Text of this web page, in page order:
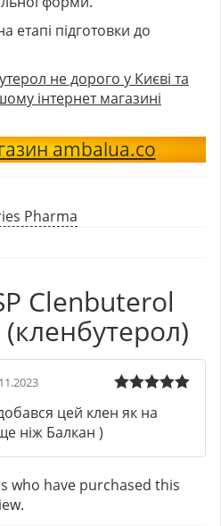
етапі підготовки до
не дорого у Києві та
інтернет магазині
ambalua.co
Pharma
Clenbuterol
of 5
цей клен як на
ніж Балкан )
who have purchased this